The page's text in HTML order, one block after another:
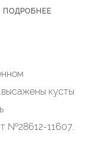
ПОДРОБНЕЕ
кусты
№28612-11607.